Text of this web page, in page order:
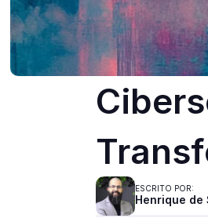
ESCRITO POR:
Henrique de